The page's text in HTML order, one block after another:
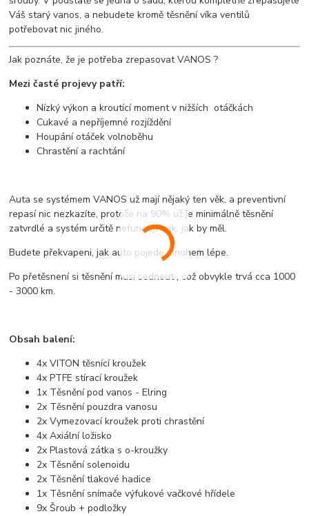
Váš starý vanos, a nebudete kromě těsnění víka ventilů
potřebovat nic jiného.
Jak poznáte, že je potřeba zrepasovat VANOS ?
Mezi časté projevy patří:
Nízký výkon a kroutící moment v nižších otáčkách
Cukavé a nepříjemné rozjíždění
Houpání otáček volnoběhu
Chrastění a rachtání
Auta se systémem VANOS už mají nějaký ten věk, a preventivní
repasí nic nezkazíte, protože na 90% už je minimálně těsnění
zatvrdlé a systém určitě nefunguje tak, jak by měl.
Budete překvapeni, jak auto pojede mnohem lépe.
Po přetěsnení si těsnění musí sednout , což obvykle trvá cca 1000
- 3000 km.
Obsah balení:
4x VITON těsnící kroužek
4x PTFE stírací kroužek
1x Těsnění pod vanos - Elring
2x Těsnění pouzdra vanosu
2x Vymezovací kroužek proti chrastění
4x Axiální ložisko
2x Plastová zátka s o-kroužky
2x Těsnění solenoidu
2x Těsnění tlakové hadice
1x Těsnění snímače výfukové vačkové hřídele
9x Šroub + podložky